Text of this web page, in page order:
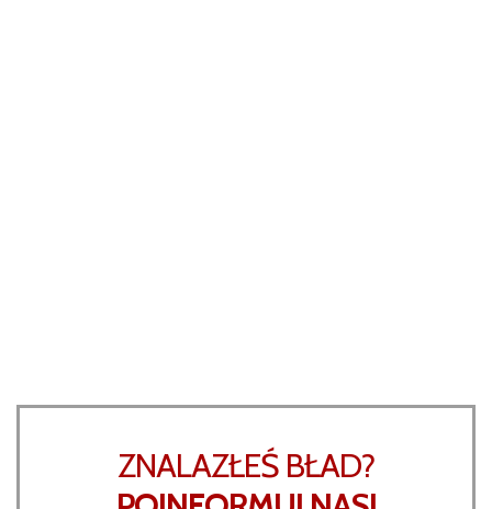
ZNALAZŁEŚ BŁAD?